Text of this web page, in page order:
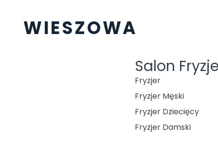
WIESZOWA
Salon
Fryzjer
Fryzjer Męski
Fryzjer Dziecięcy
Fryzjer Damski